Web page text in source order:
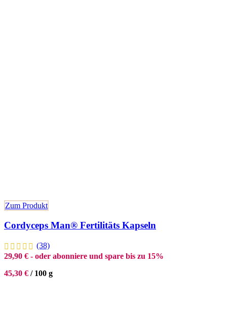
Zum Produkt
Cordyceps Man® Fertilitäts Kapseln
(38)
29,90 € - oder abonniere und spare bis zu 15%
45,30 € / 100 g